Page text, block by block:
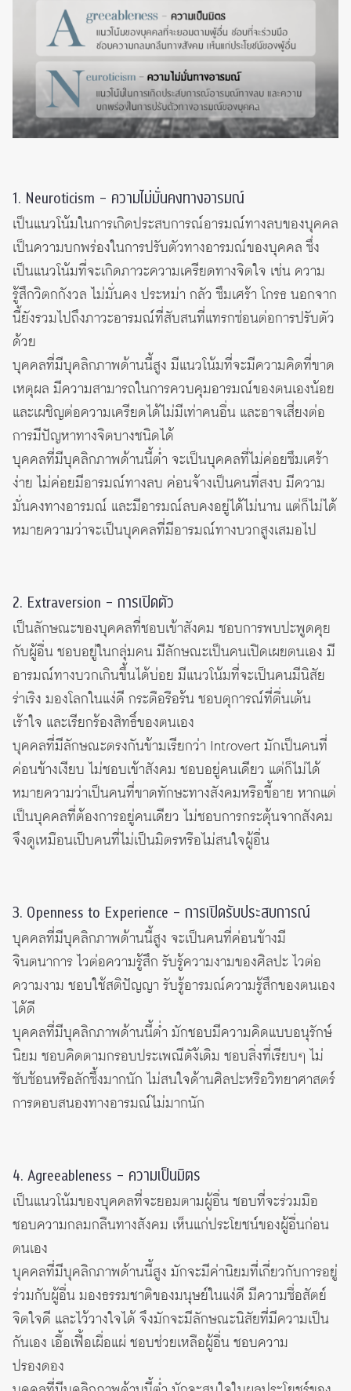
1. Neuroticism – ความไม่มั่นคงทางอารมณ์
เป็นแนวโน้มในการเกิดประสบการณ์อารมณ์ทางลบของบุคคล
เป็นความบกพร่องในการปรับตัวทางอารมณ์ของบุคคล ซึ่ง
เป็นแนวโน้มที่จะเกิดภาวะความเครียดทางจิตใจ เช่น ความ
รู้สึกวิตกกังวล ไม่มั่นคง ประหม่า กลัว ซึมเศร้า โกรธ นอกจาก
นี้ยังรวมไปถึงภาวะอารมณ์ที่สับสนที่แทรกซ่อนต่อการปรับตัว
ด้วย
บุคคลที่มีบุคลิกภาพด้านนี้สูง มีแนวโน้มที่จะมีความคิดที่ขาด
เหตุผล มีความสามารถในการควบคุมอารมณ์ของตนเองน้อย
และเผชิญต่อความเครียดได้ไม่มีเท่าคนอื่น และอาจเสี่ยงต่อ
การมีปัญหาทางจิตบางชนิดได้
บุคคลที่มีบุคลิกภาพด้านนี้ต่ำ จะเป็นบุคคลที่ไม่ค่อยซึมเศร้า
ง่าย ไม่ค่อยมีอารมณ์ทางลบ ค่อนจ้างเป็นคนที่สงบ มีความ
มั่นคงทางอารมณ์ และมีอารมณ์ลบคงอยู่ได้ไม่นาน แต่ก็ไม่ได้
หมายความว่าจะเป็นบุคคลที่มีอารมณ์ทางบวกสูงเสมอไป
2. Extraversion – การเปิดตัว
เป็นลักษณะของบุคคลที่ชอบเข้าสังคม ชอบการพบปะพูดคุย
กับผู้อื่น ชอบอยู่ในกลุ่มคน มีลักษณะเป็นคนเปิดเผยตนเอง มี
อารมณ์ทางบวกเกินขึ้นได้บ่อย มีแนวโน้มที่จะเป็นคนมีนิสัย
ร่าเริง มองโลกในแง่ดี กระตือรือร้น ชอบตุการณ์ที่ตื่นเต้น
เร้าใจ และเรียกร้องสิทธิ์ของตนเอง
บุคคลที่มีลักษณะตรงกันข้ามเรียกว่า Introvert มักเป็นคนที่
ค่อนข้างเงียบ ไม่ชอบเข้าสังคม ชอบอยู่คนเดียว แต่ก็ไม่ได้
หมายความว่าเป็นคนที่ขาดทักษะทางสังคมหรือขี้อาย หากแต่
เป็นบุคคลที่ต้องการอยู่คนเดียว ไม่ชอบการกระตุ้นจากสังคม
จึงดูเหมือนเป็บคนที่ไม่เป็นมิตรหรือไม่สนใจผู้อื่น
3. Openness to Experience – การเปิดรับประสบการณ์
บุคคลที่มีบุคลิกภาพด้านนี้สูง จะเป็นคนที่ค่อนข้างมี
จินตนาการ ไวต่อความรู้สึก รับรู้ความงามของศิลปะ ไวต่อ
ความงาม ชอบใช้สติปัญญา รับรู้อารมณ์ความรู้สึกของตนเอง
ได้ดี
บุคคลที่มีบุคลิกภาพด้านนี้ต่ำ มักชอบมีความคิดแบบอนุรักษ์
นิยม ชอบคิดตามกรอบประเพณีดัง้เดิม ชอบสิ่งที่เรียบๆ ไม่
ซับซ้อนหรือลักซึ้งมากนัก ไม่สนใจด้านศิลปะหรือวิทยาศาสตร์
การตอบสนองทางอารมณ์ไม่มากนัก
4. Agreeableness – ความเป็นมิตร
เป็นแนวโน้มของบุคคลที่จะยอมตามผู้อื่น ชอบที่จะร่วมมือ
ชอบความกลมกลืนทางสังคม เห็นแก่ประโยชน์ของผู้อื่นก่อน
ตนเอง
บุคคลที่มีบุคลิกภาพด้านนี้สูง มักจะมีค่านิยมที่เกี่ยวกับการอยู่
ร่วมกับผู้อื่น มองธรรมชาติของมนุษย์ในแง่ดี มีความซื่อสัตย์
จิตใจดี และไว้วางใจได้ จึงมักจะมีลักษณะนิสัยที่มีความเป็น
กันเอง เอื้อเฟื้อเผื่อแผ่ ชอบช่วยเหลือผู้อื่น ชอบความ
ปรองดอง